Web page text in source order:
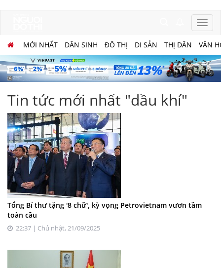
MỚI NHẤT DÂN SINH ĐÔ THỊ DI SẢN THỊ DÂN VĂN
Tin tức mới nhất "dầu khí"
Tổng Bí thư tặng '8 chữ', kỳ vọng Petrovietnam vươn tầm
toàn cầu
22:37 | Chủ nhật, 21/09/2025